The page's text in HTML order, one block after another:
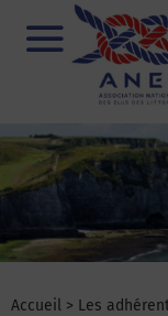
Menu
Accueil > Les